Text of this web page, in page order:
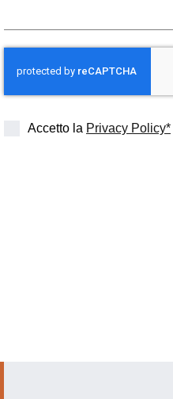
Accetto la Privacy Policy*